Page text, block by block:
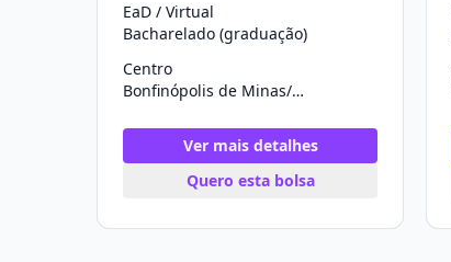
EaD / Virtual
Bacharelado (graduação)
Centro
Bonfinópolis de Minas/MG
Ver mais detalhes
Quero esta bolsa